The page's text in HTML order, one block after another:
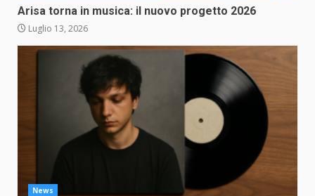
Arisa torna in musica: il nuovo progetto 2026
Luglio 13, 2026
News